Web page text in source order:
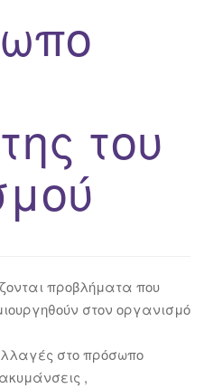
του
προβλήματα που
στον οργανισμό
στο πρόσωπο
,